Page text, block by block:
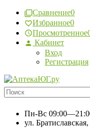
Сравнение0
Избранное0
Просмотренное
Кабинет
Вход
Регистрация
Пн-Вс
ул.